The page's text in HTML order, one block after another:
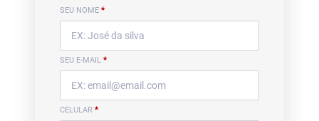
SEU NOME *
SEU E-MAIL *
CELULAR *